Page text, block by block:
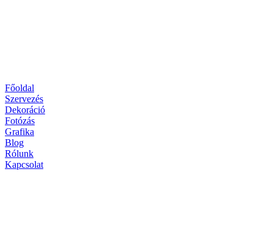
Főoldal
Szervezés
Dekoráció
Fotózás
Grafika
Blog
Rólunk
Kapcsolat